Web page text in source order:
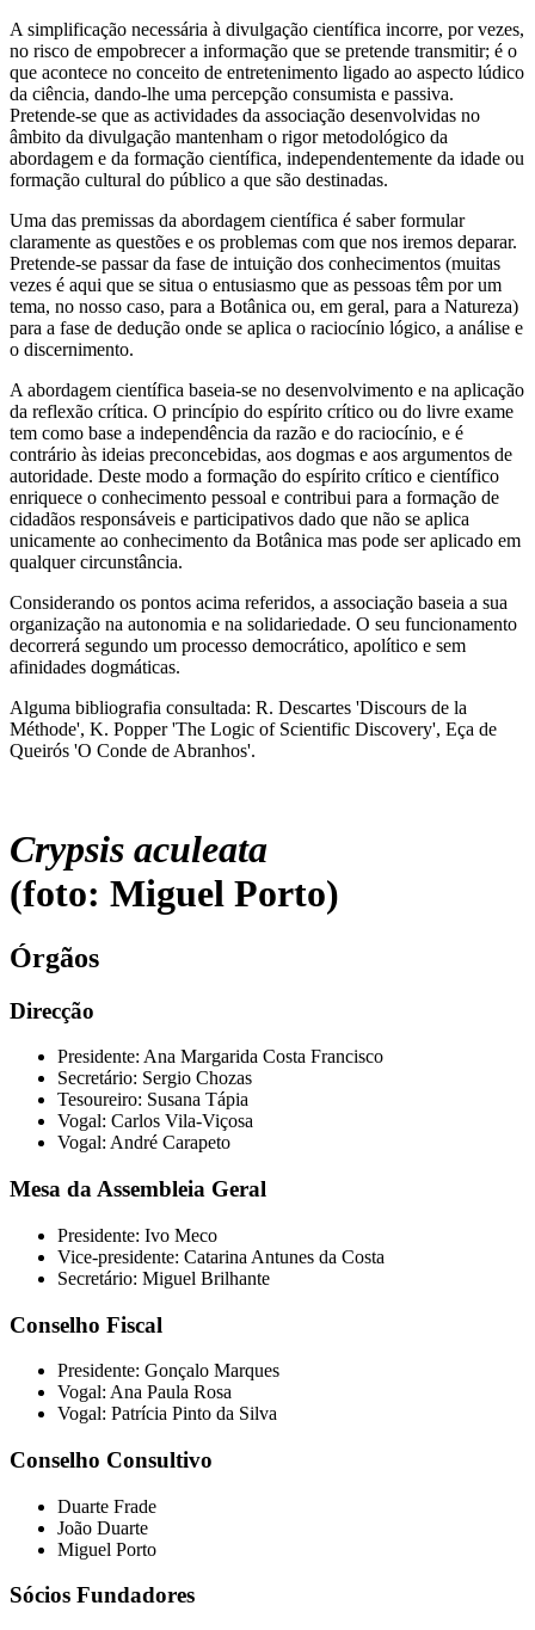
A simplificação necessária à divulgação científica incorre, por vezes,
no risco de empobrecer a informação que se pretende transmitir; é o
que acontece no conceito de entretenimento ligado ao aspecto lúdico
da ciência, dando-lhe uma percepção consumista e passiva.
Pretende-se que as actividades da associação desenvolvidas no
âmbito da divulgação mantenham o rigor metodológico da
abordagem e da formação científica, independentemente da idade ou
formação cultural do público a que são destinadas.
Uma das premissas da abordagem científica é saber formular
claramente as questões e os problemas com que nos iremos deparar.
Pretende-se passar da fase de intuição dos conhecimentos (muitas
vezes é aqui que se situa o entusiasmo que as pessoas têm por um
tema, no nosso caso, para a Botânica ou, em geral, para a Natureza)
para a fase de dedução onde se aplica o raciocínio lógico, a análise e
o discernimento.
A abordagem científica baseia-se no desenvolvimento e na aplicação
da reflexão crítica. O princípio do espírito crítico ou do livre exame
tem como base a independência da razão e do raciocínio, e é
contrário às ideias preconcebidas, aos dogmas e aos argumentos de
autoridade. Deste modo a formação do espírito crítico e científico
enriquece o conhecimento pessoal e contribui para a formação de
cidadãos responsáveis e participativos dado que não se aplica
unicamente ao conhecimento da Botânica mas pode ser aplicado em
qualquer circunstância.
Considerando os pontos acima referidos, a associação baseia a sua
organização na autonomia e na solidariedade. O seu funcionamento
decorrerá segundo um processo democrático, apolítico e sem
afinidades dogmáticas.
Alguma bibliografia consultada: R. Descartes 'Discours de la
Méthode', K. Popper 'The Logic of Scientific Discovery', Eça de
Queirós 'O Conde de Abranhos'.
Crypsis aculeata
(foto: Miguel Porto)
Órgãos
Direcção
Presidente: Ana Margarida Costa Francisco
Secretário: Sergio Chozas
Tesoureiro: Susana Tápia
Vogal: Carlos Vila-Viçosa
Vogal: André Carapeto
Mesa da Assembleia Geral
Presidente: Ivo Meco
Vice-presidente: Catarina Antunes da Costa
Secretário: Miguel Brilhante
Conselho Fiscal
Presidente: Gonçalo Marques
Vogal: Ana Paula Rosa
Vogal: Patrícia Pinto da Silva
Conselho Consultivo
Duarte Frade
João Duarte
Miguel Porto
Sócios Fundadores